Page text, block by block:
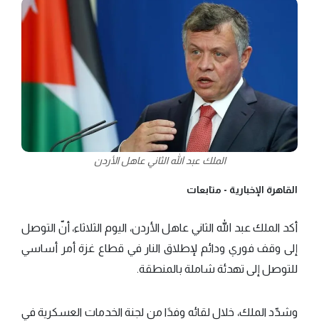
الملك عبد الله الثاني عاهل الأردن
القاهرة الإخبارية - متابعات
أكد الملك عبد الله الثاني عاهل الأردن، اليوم الثلاثاء، أنّ التوصل
إلى وقف فوري ودائم لإطلاق النار في قطاع غزة أمر أساسي
للتوصل إلى تهدئة شاملة بالمنطقة.
وشدّد الملك، خلال لقائه وفدًا من لجنة الخدمات العسكرية في